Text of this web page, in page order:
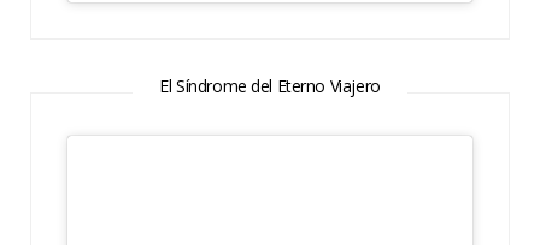
El Síndrome del Eterno Viajero